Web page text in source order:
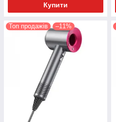
Купити
Топ продажів –11%